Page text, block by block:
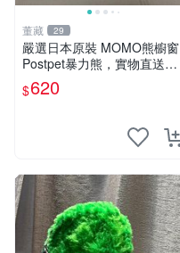
董藏 29
嚴選日本原裝 MOMO熊櫥窗
Postpet暴力熊，實物直送新
臺灣。MOMO熊 暴力熊 熊貓
櫥窗
$620